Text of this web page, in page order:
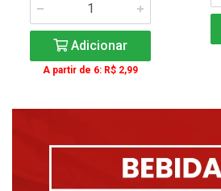
Adicionar
A partir de 6: R$ 2,99